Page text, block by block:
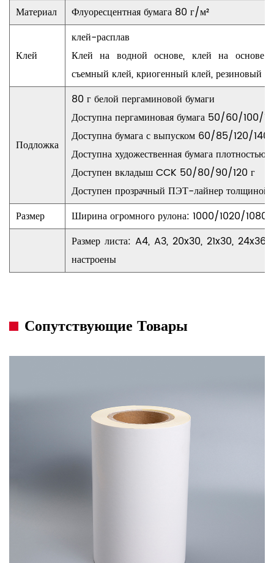
Материал Флуоресцентная бумага 80 г/м²
Клей
клей-расплав
Клей на водной основе, клей на основе
съемный клей, криогенный клей, резиновый
Подложка
80 г белой пергаминовой бумаги
Доступна пергаминовая бумага 50/60/100/
Доступна бумага с выпуском 60/85/120/140
Доступна художественная бумага плотностью
Доступен вкладыш CCK 50/80/90/120 г
Доступен прозрачный ПЭТ-лайнер
Размер
Ширина огромного рулона: 1000/1020/
Размер листа: A4, A3, 20x30, 21x30,
настроены
Сопутствующие Товары